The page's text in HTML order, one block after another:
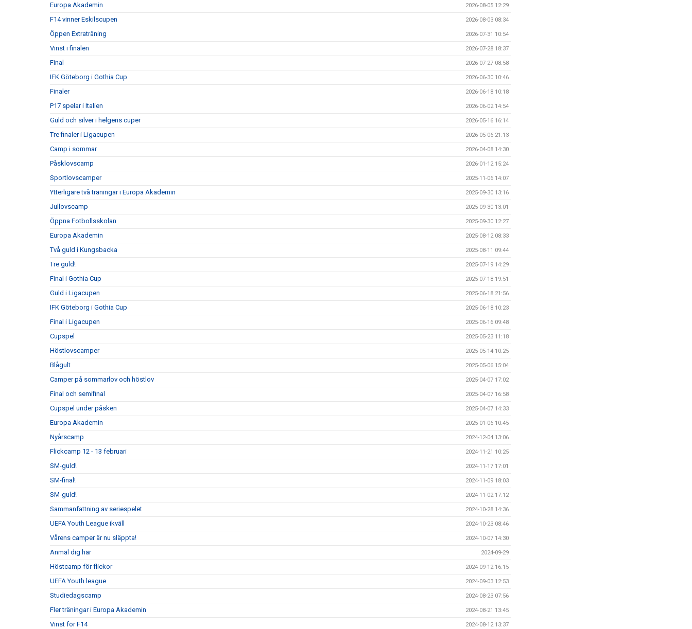
Europa Akademin 2026-08-05 12:29
F14 vinner Eskilscupen 2026-08-03 08:34
Öppen Extraträning 2026-07-31 10:54
Vinst i finalen 2026-07-28 18:37
Final 2026-07-27 08:58
IFK Göteborg i Gothia Cup 2026-06-30 10:46
Finaler 2026-06-18 10:18
P17 spelar i Italien 2026-06-02 14:54
Guld och silver i helgens cuper 2026-05-16 16:14
Tre finaler i Ligacupen 2026-05-06 21:13
Camp i sommar 2026-04-08 14:30
Påsklovscamp 2026-01-12 15:24
Sportlovscamper 2025-11-06 14:07
Ytterligare två träningar i Europa Akademin 2025-09-30 13:16
Jullovscamp 2025-09-30 13:01
Öppna Fotbollsskolan 2025-09-30 12:27
Europa Akademin 2025-08-12 08:33
Två guld i Kungsbacka 2025-08-11 09:44
Tre guld! 2025-07-19 14:29
Final i Gothia Cup 2025-07-18 19:51
Guld i Ligacupen 2025-06-18 21:56
IFK Göteborg i Gothia Cup 2025-06-18 10:23
Final i Ligacupen 2025-06-16 09:48
Cupspel 2025-05-23 11:18
Höstlovscamper 2025-05-14 10:25
Blågult 2025-05-06 15:04
Camper på sommarlov och höstlov 2025-04-07 17:02
Final och semifinal 2025-04-07 16:58
Cupspel under påsken 2025-04-07 14:33
Europa Akademin 2025-01-06 10:45
Nyårscamp 2024-12-04 13:06
Flickcamp 12 - 13 februari 2024-11-21 10:25
SM-guld! 2024-11-17 17:01
SM-final! 2024-11-09 18:03
SM-guld! 2024-11-02 17:12
Sammanfattning av seriespelet 2024-10-28 14:36
UEFA Youth League ikväll 2024-10-23 08:46
Vårens camper är nu släppta! 2024-10-07 14:30
Anmäl dig här 2024-09-29
Höstcamp för flickor 2024-09-12 16:15
UEFA Youth league 2024-09-03 12:53
Studiedagscamp 2024-08-23 07:56
Fler träningar i Europa Akademin 2024-08-21 13:45
Vinst för F14 2024-08-12 13:37